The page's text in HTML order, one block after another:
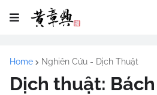
Home Nghiên Cứu - Dịch Thuật
Dịch thuật: